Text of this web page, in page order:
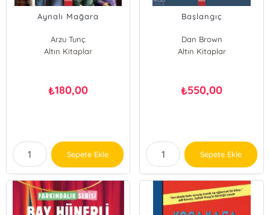
Aynalı Mağara
Arzu Tunç
Altın Kitaplar
₺180,00
Sepete Ekle
Başlangıç
Dan Brown
Altın Kitaplar
₺550,00
Sepete Ekle